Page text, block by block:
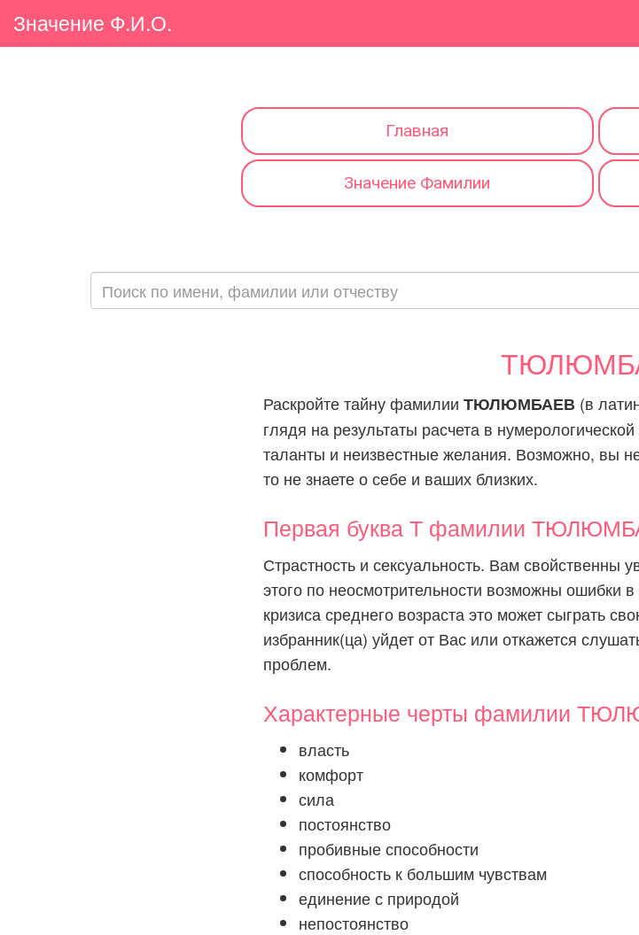
Значение Ф.И.О.
Главная
Значение Фамилии
Раскройте тайну фамилии ТЮЛЮМБАЕВ (в
глядя на результаты расчета в
таланты и неизвестные желания. Возможно, вы
то не знаете о себе и ваших близких.
Первая буква Т фамилии
Страстность и сексуальность. Вам свойственны
этого по неосмотрительности возможны ошибки
кризиса среднего возраста это может сыграть
избранник(ца) уйдет от Вас или откажется
проблем.
Характерные черты фамилии
власть
комфорт
сила
постоянство
пробивные способности
способность к большим чувствам
единение с природой
непостоянство